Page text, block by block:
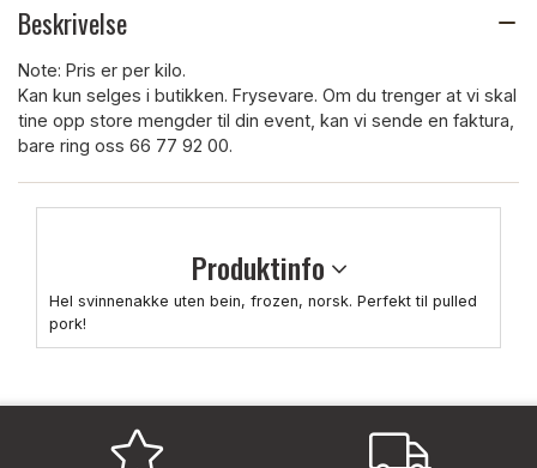
Beskrivelse
Note: Pris er per kilo.
Kan kun selges i butikken. Frysevare. Om du trenger at vi skal
tine opp store mengder til din event, kan vi sende en faktura,
bare ring oss 66 77 92 00.
Produktinfo
Hel svinnenakke uten bein, frozen, norsk. Perfekt til pulled
pork!